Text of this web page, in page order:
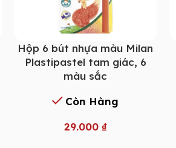
Hộp 6 bút nhựa màu Milan
Plastipastel tam giác, 6
màu sắc
Còn Hàng
29.000 ₫